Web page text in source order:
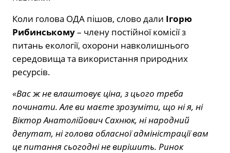
Коли голова ОДА пішов, слово дали Ігорю
Рибинському– члену постійної комісії з
питань екології, охорони навколишнього
середовища та використання природних
ресурсів.
«Вас ж не влаштовує ціна, з цього треба
починати. Але ви маєте зрозуміти, що ні я, ні
Віктор Анатолійович Сахнюк, ні народний
депутат, ні голова обласної адміністрації вам
це питання сьогодні не вирішить. Ринок